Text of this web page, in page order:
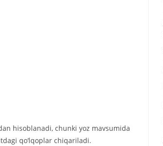
hisoblanadi, chunki yoz mavsumida
qo‘lqoplar chiqariladi.